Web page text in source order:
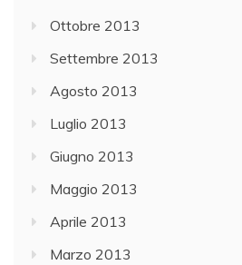
Ottobre 2013
Settembre 2013
Agosto 2013
Luglio 2013
Giugno 2013
Maggio 2013
Aprile 2013
Marzo 2013